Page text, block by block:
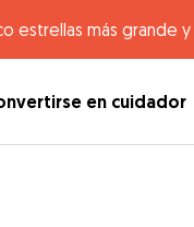
estrellas más grande
en cuidador